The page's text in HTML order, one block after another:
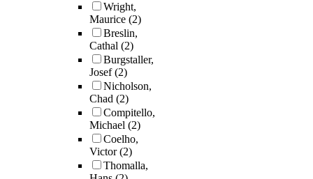
Wright,
Maurice (2)
Breslin,
Cathal (2)
Burgstaller,
Josef(2)
Nicholson,
Chad (2)
Compitello,
Michael (2)
Coelho,
Victor(2)
Thomalla,